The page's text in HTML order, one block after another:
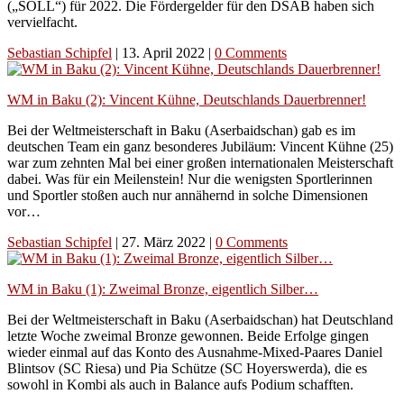
(„SOLL“) für 2022. Die Fördergelder für den DSAB haben sich
vervielfacht.
Sebastian Schipfel | 13. April 2022 | 0 Comments
WM in Baku (2): Vincent Kühne, Deutschlands Dauerbrenner!
Bei der Weltmeisterschaft in Baku (Aserbaidschan) gab es im
deutschen Team ein ganz besonderes Jubiläum: Vincent Kühne (25)
war zum zehnten Mal bei einer großen internationalen Meisterschaft
dabei. Was für ein Meilenstein! Nur die wenigsten Sportlerinnen
und Sportler stoßen auch nur annähernd in solche Dimensionen
vor…
Sebastian Schipfel | 27. März 2022 | 0 Comments
WM in Baku (1): Zweimal Bronze, eigentlich Silber…
Bei der Weltmeisterschaft in Baku (Aserbaidschan) hat Deutschland
letzte Woche zweimal Bronze gewonnen. Beide Erfolge gingen
wieder einmal auf das Konto des Ausnahme-Mixed-Paares Daniel
Blintsov (SC Riesa) und Pia Schütze (SC Hoyerswerda), die es
sowohl in Kombi als auch in Balance aufs Podium schafften.